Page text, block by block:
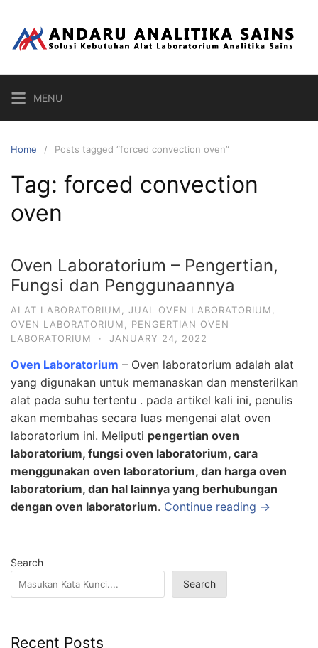
content
MENU
Home Posts tagged “forced convection oven”
Tag: forced convection
oven
Oven Laboratorium – Pengertian,
Fungsi dan Penggunaannya
ALAT LABORATORIUM JUAL OVEN LABORATORIUM
OVEN LABORATORIUM
PENGERTIAN OVEN
LABORATORIUM
· JANUARY 24, 2022
Oven Laboratorium – Oven laboratorium adalah alat
yang digunakan untuk memanaskan dan mensterilkan
alat pada suhu tertentu . pada artikel kali ini, penulis
akan membahas secara luas mengenai alat oven
laboratorium ini. Meliputi pengertian oven
laboratorium, fungsi oven laboratorium, cara
menggunakan oven laboratorium, dan harga oven
laboratorium, dan hal lainnya yang berhubungan
dengan oven laboratorium. Continue reading →
Search
Search
Recent Posts